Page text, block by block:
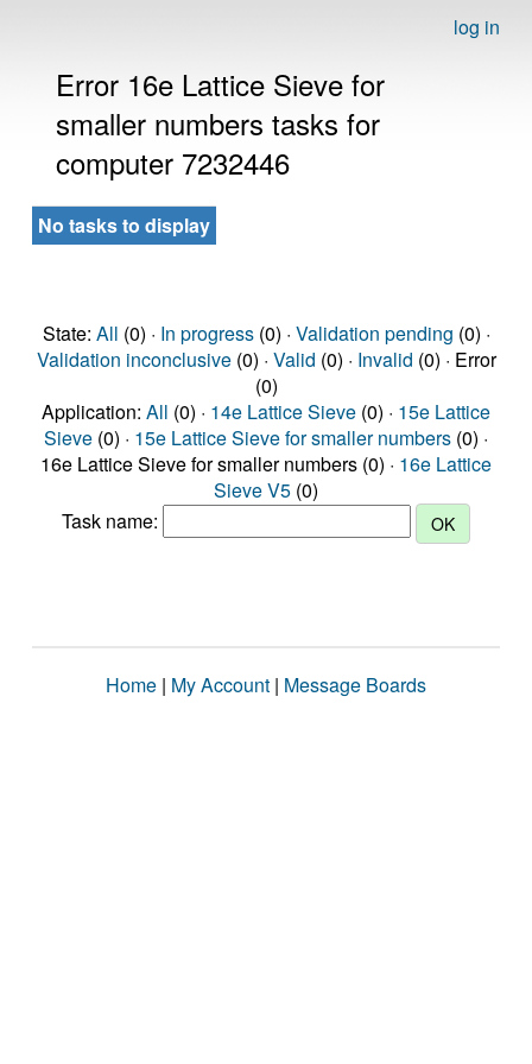
log in
Error 16e Lattice Sieve for
smaller numbers tasks for
computer 7232446
No tasks to display
State: All (0) · In progress(0) · Validation pending (0) ·
Validation inconclusive(0) · Valid (0) · Invalid (0) · Error
(0)
Application: All (0) · 14e Lattice Sieve (0) · 15e Lattice
Sieve (0) · 15e Lattice Sieve for smaller numbers (0) ·
16e Lattice Sieve for smaller numbers (0) · 16e Lattice
Sieve V5 (0)
Task name:
Home | My Account | Message Boards